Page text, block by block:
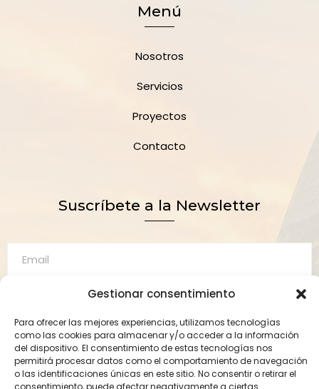
Gestionar consentimiento
Para ofrecer las mejores experiencias, utilizamos tecnologías
como las cookies para almacenar y/o acceder a la información
del dispositivo. El consentimiento de estas tecnologías nos
permitirá procesar datos como el comportamiento de navegación
o las identificaciones únicas en este sitio. No consentir o retirar el
consentimiento, puede afectar negativamente a ciertas
Menú
Nosotros
Servicios
Proyectos
Contacto
Suscríbete a la Newsletter
Suscríbete
2023 Crod Barcelona. Todos los derechos reservados.